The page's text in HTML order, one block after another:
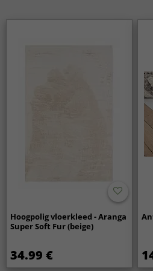
Ja, viscose vloerkleden zijn een
op zoek is naar een stijlvol
uitstraling. Met de juiste
het kleed zijn mooie uiterlijk
Hoogpolig vloerkleed - Aranga
Super Soft Fur (beige)
34.99 €